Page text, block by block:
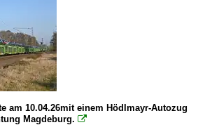
Wittenberg
(sonstige)
Neustadt
Bahnhöfe)
am 10.04.26mit einem Hödlmayr-Autozug
Magdeburg. 